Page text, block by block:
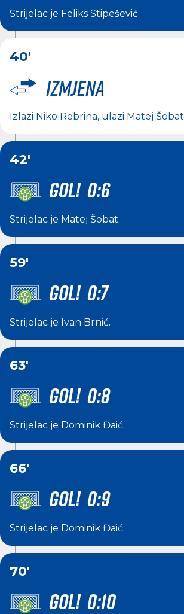
Strijelac je Feliks Stipešević.
40'
Izmjena
Izlazi Niko Rebrina, ulazi Matej Šobat
42'
GOL! 0:6
Strijelac je Matej Šobat.
59'
GOL! 0:7
Strijelac je Ivan Brnić.
63'
GOL! 0:8
Strijelac je Dominik Đaić.
66'
GOL! 0:9
Strijelac je Dominik Đaić.
70'
GOL! 0:10